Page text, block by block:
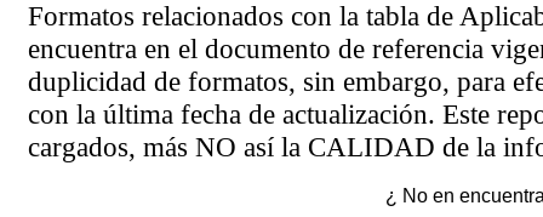
Formatos relacionados con la tabla de
encuentra en el documento de referencia
duplicidad de formatos, sin embargo, para
con la última fecha de actualización. Este
cargados, más NO así la CALIDAD de la
¿ No en